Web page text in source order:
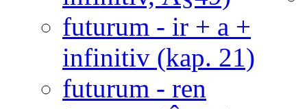
futurum - ir + a +
infinitiv (kap. 21)
futurum - ren